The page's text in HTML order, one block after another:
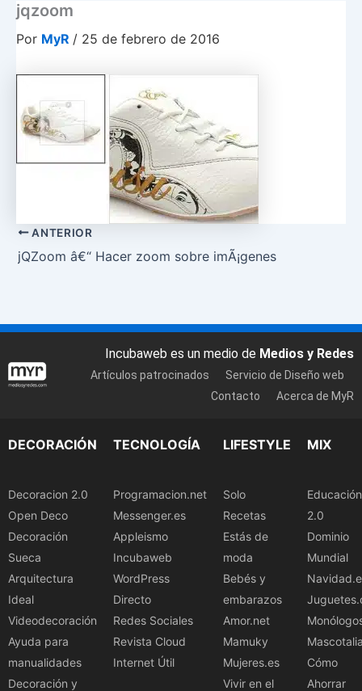
jqzoom
Por MyR / 25 de febrero de 2016
ANTERIOR
jQZoom â€“ Hacer zoom sobre imÃ¡genes
Incubaweb es un medio de Medios y Redes
Artículos patrocinados
Servicio de Diseño web
Contacto
Acerca de MyR
DECORACIÓN
Decoracion 2.0
Open Deco
Decoración
Sueca
Arquitectura
Ideal
Videodecoración
Ayuda para
manualidades
Decoración y
TECNOLOGÍA
Programacion.net
Messenger.es
Appleismo
Incubaweb
WordPress
Directo
Redes Sociales
Revista Cloud
Internet Útil
LIFESTYLE
Solo
Recetas
Estás de
moda
Bebés y
embarazos
Amor.net
Mamuky
Mujeres.es
Vivir en el
MIX
Educación
2.0
Dominio
Mundial
Cómo
Ahorrar